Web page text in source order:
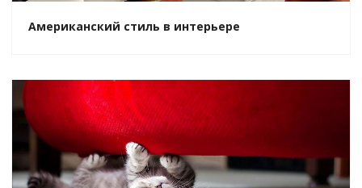
Американский стиль в интерьере